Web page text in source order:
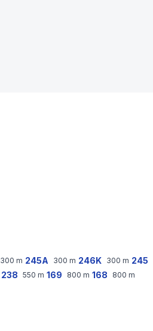
300 m 245A 300 m 246K 300 m 245
238 550 m 169 800 m 168 800 m